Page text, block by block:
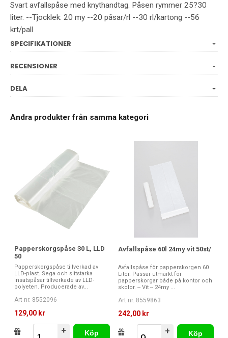
Svart avfallspåse med knythandtag. Påsen rymmer 25?30
liter. --Tjocklek: 20 my --20 påsar/rl --30 rl/kartong --56
krt/pall
SPECIFIKATIONER
RECENSIONER
DELA
Andra produkter från samma kategori
Papperskorgspåse 30 L, LLD
50
Papperskorgspåse tillverkad av
LLD-plast. Sega och slitstarka
insatspåsar tillverkade av LLD-
polyeten. Producerade av...
Art nr. 8552096
129,00 kr
+
Köp
Avfallspåse 60l 24my vit 50st/
Avfallspåse för papperskorgen 60
Liter. Passar utmärkt för
papperskorgar både på kontor och
skolor. -- Vit -- 24my ...
Art nr. 8559863
242,00 kr
+
Köp